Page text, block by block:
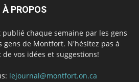
À PROPOS
chaque semaine par les gens
de Montfort. N'hésitez pas à
vos idées et suggestions!
lejournal@montfort.on.ca